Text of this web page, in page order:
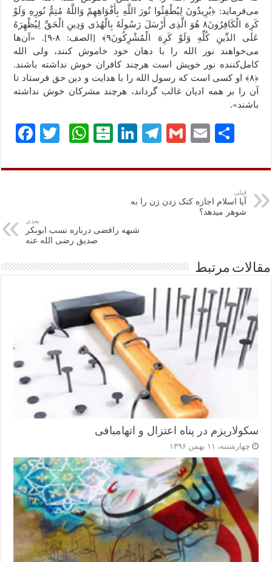
می‌فرماید: ﴿یُرِیدُونَ لِیُطْفِئُوا نُورَ اللَّهِ بِأَفْوَاهِهِمْ وَاللَّهُ مُتِمُّ نُورِهِ وَلَوْ
کَرِهَ الْکَافِرُونَ٨ هُوَ الَّذِی أَرْسَلَ رَسُولَهُ بِالْهُدَى وَدِینِ الْحَقِّ لِیُظْهِرَهُ
عَلَى الدِّینِ کُلِّهِ وَلَوْ کَرِهَ الْمُشْرِکُونَ٩﴾ [الصف: ۸-۹]. «آن‌ها
می‌خواهند نور الله را با دهان خود خاموش کنند، ولی الله
کامل‌کننده نور خویش است هرچند کافران خوش نداشته باشند.
﴿۸﴾ او کسی است که رسول الله را با هدایت و دین حق فرستاد تا
آن را بر همه ادیان غالب گرداند، هرچند مشرکان خوش نداشته
باشند».
Fa
bo tte
W
ts
B
at
Li
ed
Te
gr
m
G
ail
E
ail تر
ا
ک
ی
قبلی
آیا اسلام اجازه کتک زدن زن را به
شوهر میدهد؟
بعدی
شبهه رافضی درباره نسب ابوبکر
صدیق رضی الله عنه
مقالات مرتبط
سکولاریزم در پناه اعتزال و اتهام‎بافی
چهارشنبه، ۱۱ بهمن ۱۳۹۶